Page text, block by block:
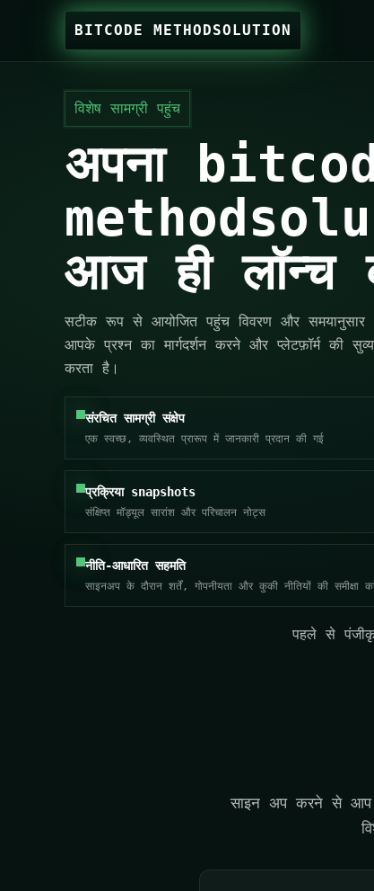
BITCODE METHODSOLUTION
विशेष सामग्री पहुंच
अपना
आज ही लॉन्च
सटीक रूप से आयोजित पहुंच विवरण और
आपके प्रश्न का मार्गदर्शन करने और प्लेटफ़ॉर्म की
करता है।
संरचित सामग्री संक्षेप
एक स्वच्छ, व्यवस्थित प्रारूप में जानकारी प्रदान की गई
प्रक्रिया snapshots
संक्षिप्त मॉड्यूल सारांश और परिचालन नोट्स
नीति-आधारित सहमति
साइनअप के दौरान शर्तें, गोपनीयता और कुकी नीतियों की समीक्षा
पहले से
साइन अप करने से आप